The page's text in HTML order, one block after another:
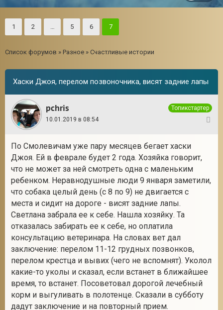
1 2 … 5 6 7
Список форумов » Разное » Счастливые истории
Хаски Джоя, перелом позвоночника, висят задние лапы
pchris
Топикстартер
10.01.2019 в 08:54
По Смолевичам уже пару месяцев бегает хаски
Джоя. Ей в феврале будет 2 года. Хозяйка говорит,
что не может за ней смотреть одна с маленьким
ребенком. Неравнодушные люди 9 января заметили,
что собака целый день (с 8 по 9) не двигается с
места и сидит на дороге - висят задние лапы.
Светлана забрала ее к себе. Нашла хозяйку. Та
отказалась забирать ее к себе, но оплатила
консультацию ветеринара. На словах вет дал
заключение: перелом 11-12 грудных позвонков,
перелом крестца и вывих (чего не вспомнят). Уколол
какие-то уколы и сказал, если встанет в ближайшее
время, то встанет. Посоветовал дорогой лечебный
корм и выгуливать в полотенце. Сказали в субботу
дадут заключение и на повторный прием.